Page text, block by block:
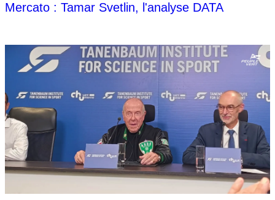
Mercato : Tamar Svetlin, l'analyse DATA